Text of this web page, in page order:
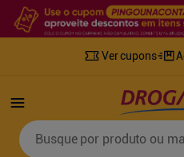
Ver cupons
Busque por produto ou
Termos mais buscados